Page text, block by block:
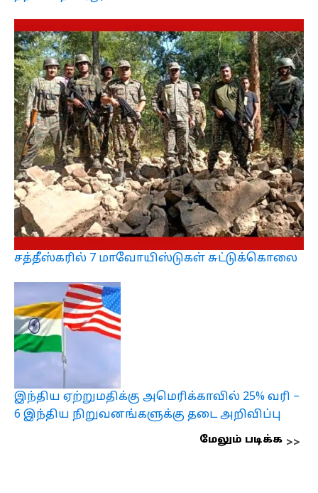
சத்தீஸ்கரில் 7 மாவோயிஸ்டுகள் சுட்டுக்கொலை
இந்திய ஏற்றுமதிக்கு அமெரிக்காவில் 25% வரி –
6 இந்திய நிறுவனங்களுக்கு தடை அறிவிப்பு
மேலும் படிக்க